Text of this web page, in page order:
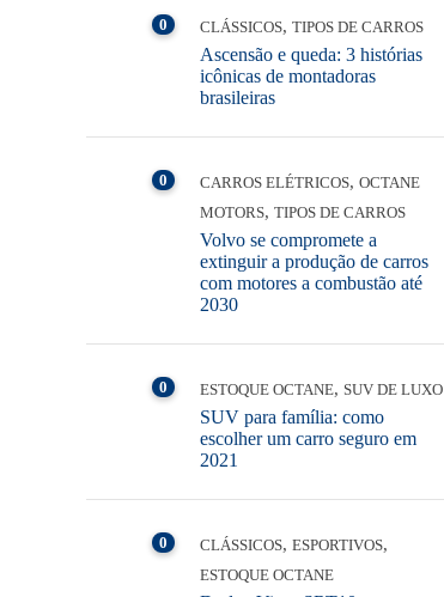
0 CLÁSSICOS, TIPOS DE CARROS
Ascensão e queda: 3 histórias
icônicas de montadoras
brasileiras
0 CARROS ELÉTRICOS, OCTANE
MOTORS, TIPOS DE CARROS
Volvo se compromete a
extinguir a produção de carros
com motores a combustão até
2030
0 ESTOQUE OCTANE, SUV DE LUXO
SUV para família: como
escolher um carro seguro em
2021
0 CLÁSSICOS, ESPORTIVOS,
ESTOQUE OCTANE